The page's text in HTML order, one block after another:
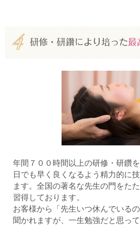
年間７００時間以上の研修・研鑽
日でも早く良くなるよう精力的に
ます。全国の著名な先生の門をた
習得しております。
お客様から「先生いつ休んでいる
聞かれますが、一生勉強だと思っ